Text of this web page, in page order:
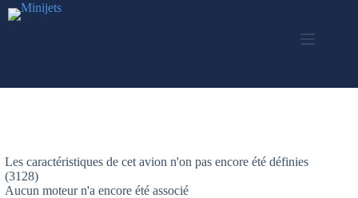
Skip
to
Les caractéristiques de cet avion n'on pas encore été définies
(3128)
Aucun moteur n'a encore été associé